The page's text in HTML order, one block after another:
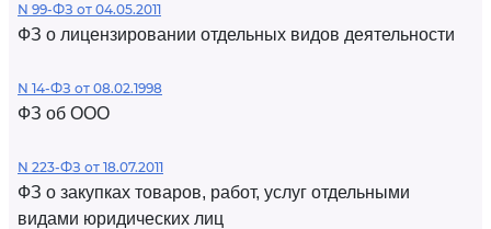
N 99-ФЗ от 04.05.2011
ФЗ о лицензировании отдельных видов деятельности
N 14-ФЗ от 08.02.1998
ФЗ об ООО
N 223-ФЗ от 18.07.2011
ФЗ о закупках товаров, работ, услуг отдельными
видами юридических лиц